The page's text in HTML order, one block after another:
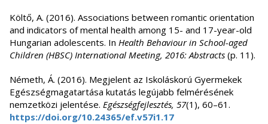
Költő, A. (2016). Associations between romantic orientation
and indicators of mental health among 15- and 17-year-old
Hungarian adolescents. In Health Behaviour in School-aged
Children (HBSC) International Meeting, 2016: Abstracts (p. 11).
Németh, Á. (2016). Megjelent az Iskoláskorú Gyermekek
Egészségmagatartása kutatás legújabb felmérésének
nemzetközi jelentése. Egészségfejlesztés, 57(1), 60–61.
https://doi.org/10.24365/ef.v57i1.17